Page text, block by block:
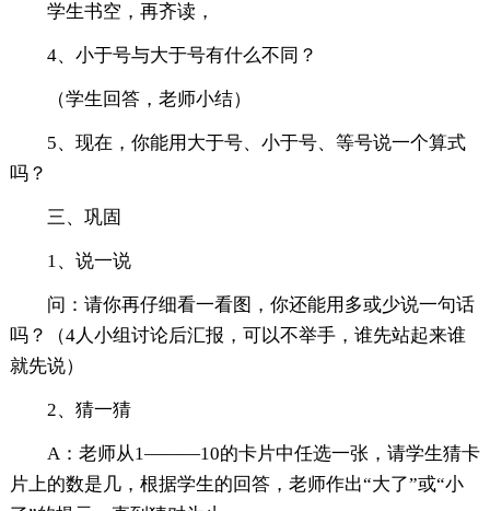
学生书空，再齐读，
4、小于号与大于号有什么不同？
（学生回答，老师小结）
5、现在，你能用大于号、小于号、等号说一个算式
吗？
三、巩固
1、说一说
问：请你再仔细看一看图，你还能用多或少说一句话
吗？（4人小组讨论后汇报，可以不举手，谁先站起来谁
就先说）
2、猜一猜
A：老师从1―――10的卡片中任选一张，请学生猜卡
片上的数是几，根据学生的回答，老师作出“大了”或“小